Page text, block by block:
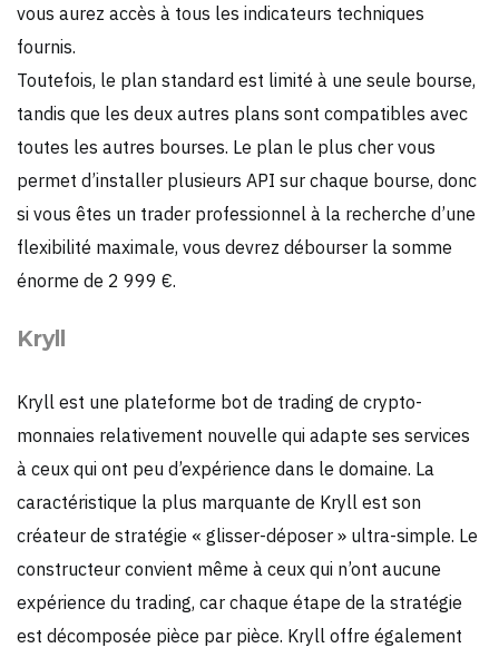
vous aurez accès à tous les indicateurs techniques
fournis.
Toutefois, le plan standard est limité à une seule bourse,
tandis que les deux autres plans sont compatibles avec
toutes les autres bourses. Le plan le plus cher vous
permet d’installer plusieurs API sur chaque bourse, donc
si vous êtes un trader professionnel à la recherche d’une
flexibilité maximale, vous devrez débourser la somme
énorme de 2 999 €.
Kryll
Kryll est une plateforme bot de trading de crypto-
monnaies relativement nouvelle qui adapte ses services
à ceux qui ont peu d’expérience dans le domaine. La
caractéristique la plus marquante de Kryll est son
créateur de stratégie « glisser-déposer » ultra-simple. Le
constructeur convient même à ceux qui n’ont aucune
expérience du trading, car chaque étape de la stratégie
est décomposée pièce par pièce. Kryll offre également